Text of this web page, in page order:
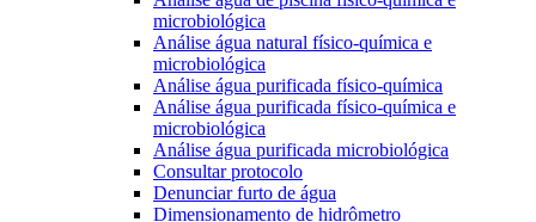
microbiológica
Análise água natural físico-química e
microbiológica
Análise água purificada físico-química
Análise água purificada físico-química e
microbiológica
Análise água purificada microbiológica
Consultar protocolo
Denunciar furto de água
Dimensionamento de hidrômetro